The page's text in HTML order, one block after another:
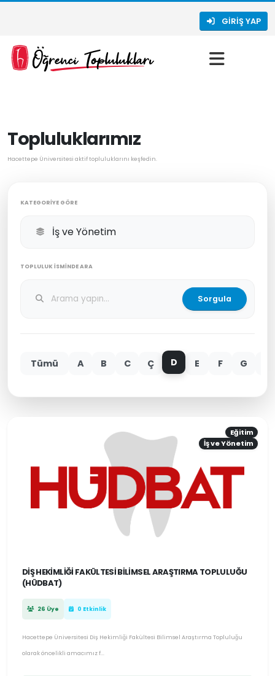
GIRIŞ YAP
Topluluklarımız
Hacettepe Üniversitesi aktif topluluklarını keşfedin.
KATEGORIYE GÖRE
TOPLULUK İSMINDE ARA
Sorgula
Tümü A B C Ç D E F G
Eğitim
İş ve Yönetim
DIŞ HEKIMLIĞI FAKÜLTESI BILIMSEL ARAŞTIRMA TOPLULUĞU
(HÜDBAT)
26 Üye 0 Etkinlik
Hacettepe Üniversitesi Diş Hekimliği Fakültesi Bilimsel Araştırma Topluluğu
olarak öncelikli amacımız f...